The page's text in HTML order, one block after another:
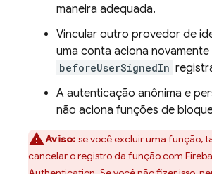
maneira adequada.
Vincular outro provedor de
uma conta aciona
beforeUserSignedIn
A autenticação anônima e
não aciona funções de
Aviso: se você excluir uma função,
cancelar o registro da função com